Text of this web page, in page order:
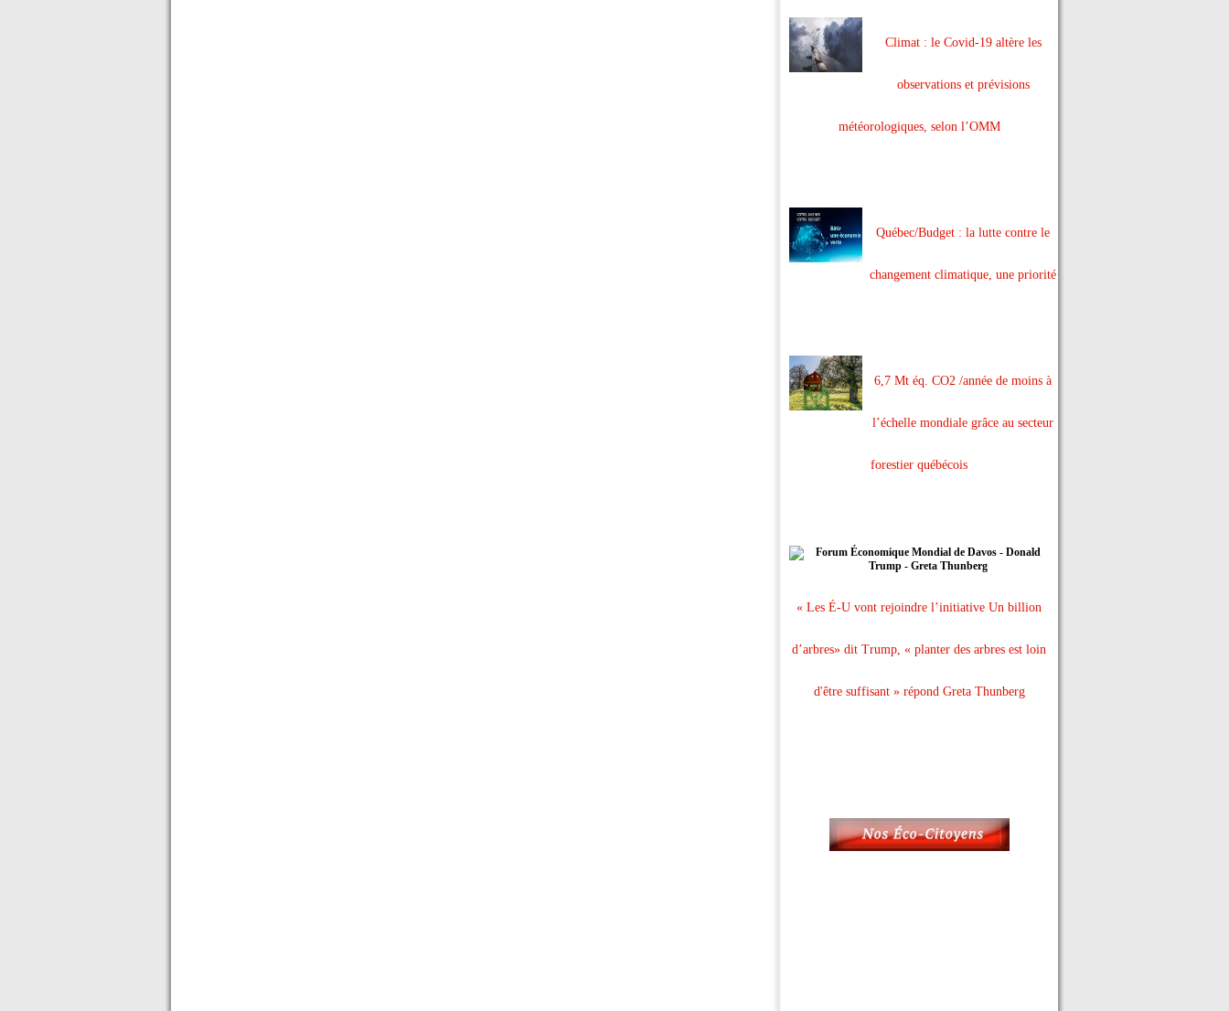
Climat : le Covid-19 altère les
observations et prévisions
météorologiques, selon l’OMM
Québec/Budget : la lutte contre le
changement climatique, une priorité
6,7 Mt éq. CO2 /année de moins à
l’échelle mondiale grâce au secteur
forestier québécois
« Les É-U vont rejoindre l’initiative Un billion
d’arbres» dit Trump, « planter des arbres est loin
d'être suffisant » répond Greta Thunberg